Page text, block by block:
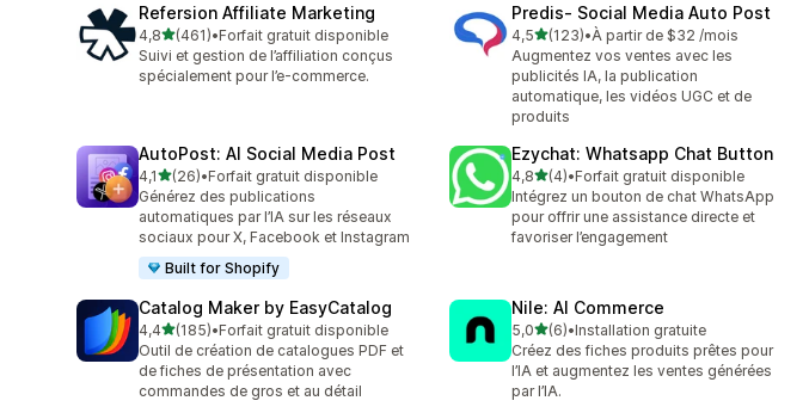
Refersion Affiliate Marketing
4,8étoile(s) sur 5
(461)
461 avis au total
•Forfait gratuit disponible
Suivi et gestion de l’affiliation conçus
spécialement pour l’e-commerce.
Predis‑ Social Media Auto Post
4,5étoile(s) sur 5
(123)
123 avis au total
•À partir de $32 /mois
Augmentez vos ventes avec les
publicités IA, la publication
automatique, les vidéos UGC et de
produits
AutoPost: AI Social Media Post
4,1étoile(s) sur 5
(26)
26 avis au total
•Forfait gratuit disponible
Générez des publications
automatiques par l’IA sur les réseaux
sociaux pour X, Facebook et Instagram
Built for Shopify
Ezychat: Whatsapp Chat Button
4,8étoile(s) sur 5
(4)
4 avis au total
•Forfait gratuit disponible
Intégrez un bouton de chat WhatsApp
pour offrir une assistance directe et
favoriser l’engagement
Catalog Maker by EasyCatalog
4,4étoile(s) sur 5
(185)
185 avis au total
•Forfait gratuit disponible
Outil de création de catalogues PDF et
de fiches de présentation avec
commandes de gros et au détail
Nile: AI Commerce
5,0étoile(s) sur 5
(6)
6 avis au total
•Installation gratuite
Créez des fiches produits prêtes pour
l’IA et augmentez les ventes générées
par l’IA.